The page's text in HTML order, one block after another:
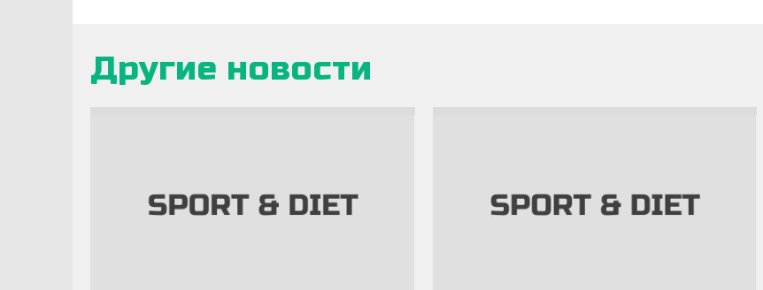
Другие новости